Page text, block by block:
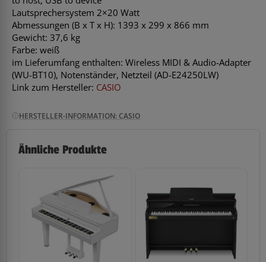
Lautsprechersystem 2×20 Watt
Abmessungen (B x T x H): 1393 x 299 x 866 mm
Gewicht: 37,6 kg
Farbe: weiß
im Lieferumfang enthalten: Wireless MIDI & Audio-Adapter
(WU-BT10), Notenständer, Netzteil (AD-E24250LW)
Link zum Hersteller: CASIO
HERSTELLER-INFORMATION: CASIO
Ähnliche Produkte